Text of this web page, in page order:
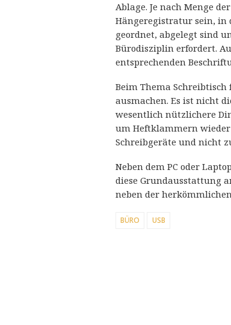
Ablage. Je nach Menge
Hängeregistratur sein, in
geordnet, abgelegt sind
Bürodisziplin erfordert.
entsprechenden
Beim Thema
ausmachen. Es ist nicht
wesentlich nützlichere
um Heftklammern
Schreibgeräte und nicht
Neben dem PC oder
diese Grundausstattung
neben der
BÜRO USB